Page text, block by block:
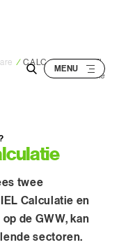
/ CALC versus CIVIEL
Calculatie
twee
Calculatie en
de GWW, kan
sectoren.